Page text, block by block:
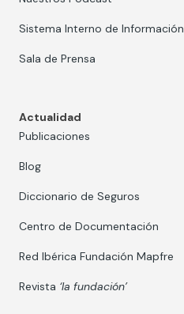
Sistema Interno de Información
Sala de Prensa
Actualidad
Publicaciones
Blog
Diccionario de Seguros
Centro de Documentación
Red Ibérica Fundación Mapfre
Revista ‘la fundación’